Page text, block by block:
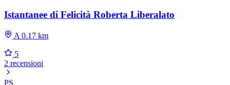
Istantanee di Felicità Roberta Liberalato
A 0.17 km
5
2 recensioni
PS